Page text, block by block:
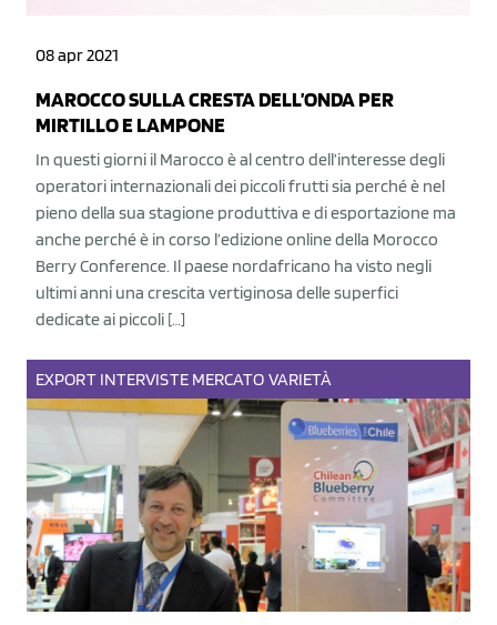
08 apr 2021
MAROCCO SULLA CRESTA DELL’ONDA PER
MIRTILLO E LAMPONE
In questi giorni il Marocco è al centro dell’interesse degli
operatori internazionali dei piccoli frutti sia perché è nel
pieno della sua stagione produttiva e di esportazione ma
anche perché è in corso l’edizione online della Morocco
Berry Conference. Il paese nordafricano ha visto negli
ultimi anni una crescita vertiginosa delle superfici
dedicate ai piccoli […]
EXPORT INTERVISTE MERCATO VARIETÀ